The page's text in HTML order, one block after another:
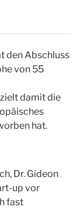
den Abschluss
von 55
damit die
hat.
Dr. Gideon
up vor
fast